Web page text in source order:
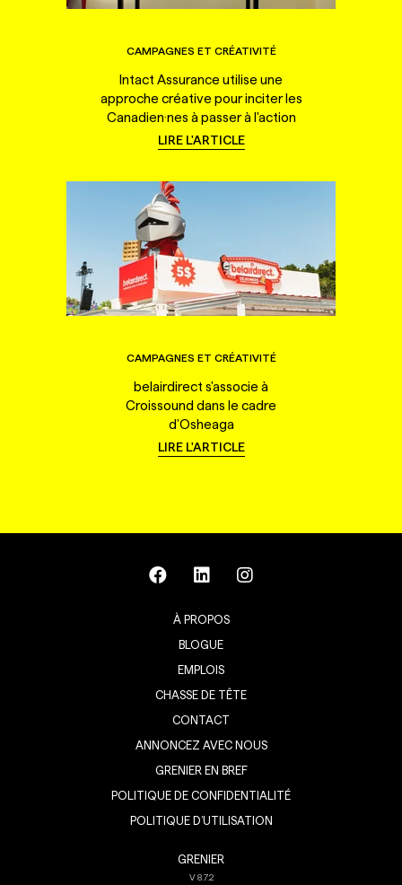
CAMPAGNES ET CRÉATIVITÉ
Intact Assurance utilise une
approche créative pour inciter les
Canadien·nes à passer à l'action
LIRE L'ARTICLE
CAMPAGNES ET CRÉATIVITÉ
belairdirect s'associe à
Croissound dans le cadre
d'Osheaga
LIRE L'ARTICLE
À PROPOS
BLOGUE
EMPLOIS
CHASSE DE TÊTE
CONTACT
ANNONCEZ AVEC NOUS
GRENIER EN BREF
POLITIQUE DE CONFIDENTIALITÉ
POLITIQUE D’UTILISATION
GRENIER
V8.7.2